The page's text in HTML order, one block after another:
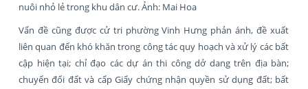
nuôi nhỏ lẻ trong khu dân cư. Ảnh: Mai Hoa
Vấn đề cũng được cử tri phường Vinh Hưng phản ánh, đề xuất
liên quan đến khó khăn trong công tác quy hoạch và xử lý các bất
cập hiện tại; chỉ đạo các dự án thi công dở dang trên địa bàn;
chuyển đổi đất và cấp Giấy chứng nhận quyền sử dụng đất; bất